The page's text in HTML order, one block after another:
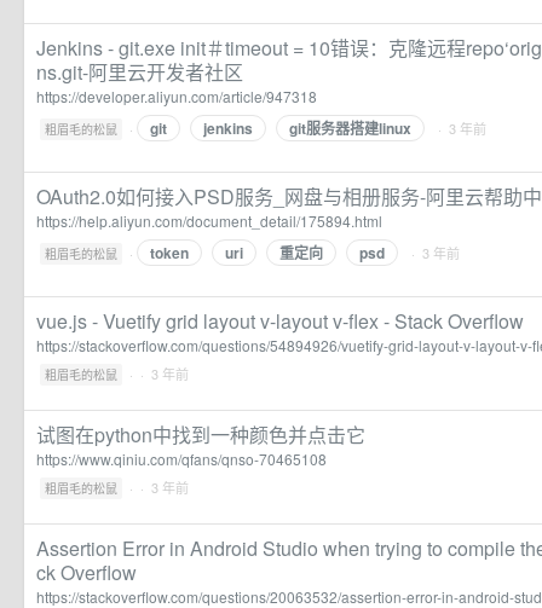
Jenkins - git.exe init＃timeout = 10错误：克隆远程
ns.git-阿里云开发者社区
https://developer.aliyun.com/article/947318
粗眉毛的松鼠 · git jenkins git服务器搭建linux · 3 年前
OAuth2.0如何接入PSD服务_网盘与相册服务-阿里云帮助
https://help.aliyun.com/document_detail/175894.html
粗眉毛的松鼠 · token uri 重定向 psd · 3 年前
vue.js - Vuetify grid layout v-layout v-flex - Stack Overflow
https://stackoverflow.com/questions/54894926/vuetify-grid-layout-v-layout-v-
粗眉毛的松鼠 · · 3 年前
试图在python中找到一种颜色并点击它
https://www.qiniu.com/qfans/qnso-70465108
粗眉毛的松鼠 · · 3 年前
Assertion Error in Android Studio when trying to compile
ck Overflow
https://stackoverflow.com/questions/20063532/assertion-error-in-android-